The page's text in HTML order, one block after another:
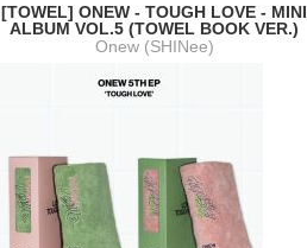
[TOWEL] ONEW - TOUGH LOVE - MINI
ALBUM VOL.5 (TOWEL BOOK VER.)
Onew (SHINee)